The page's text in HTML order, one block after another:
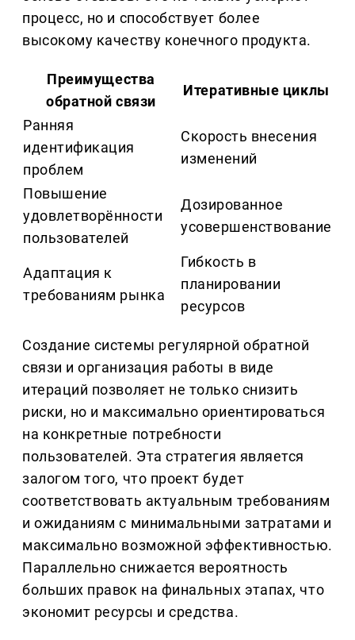
процесс, но и способствует более
высокому качеству конечного продукта.
Преимущества
обратной связи
Итеративные циклы
Ранняя
идентификация
проблем
Скорость внесения
изменений
Повышение
удовлетворённости
пользователей
Дозированное
усовершенствование
Адаптация к
требованиям рынка
Гибкость в
планировании
ресурсов
Создание системы регулярной обратной
связи и организация работы в виде
итераций позволяет не только снизить
риски, но и максимально ориентироваться
на конкретные потребности
пользователей. Эта стратегия является
залогом того, что проект будет
соответствовать актуальным требованиям
и ожиданиям с минимальными затратами и
максимально возможной эффективностью.
Параллельно снижается вероятность
больших правок на финальных этапах, что
экономит ресурсы и средства.